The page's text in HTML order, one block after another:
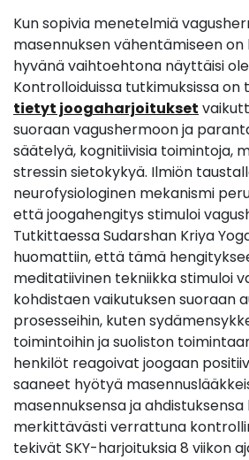
Kun sopivia menetelmiä
masennuksen vähentämiseen
hyvänä vaihtoehtona näyttäisi
Kontrolloiduissa tutkimuksissa
tietyt joogaharjoitukset
suoraan vagushermoon ja
säätelyä, kognitiivisia toimintoja,
stressin sietokykyä. Ilmiön
neurofysiologinen mekanismi
että joogahengitys stimuloi
Tutkittaessa Sudarshan Kriya
huomattiin, että tämä
meditatiivinen tekniikka stimuloi
kohdistaen vaikutuksen suoraan
prosesseihin, kuten
toimintoihin ja suoliston
henkilöt reagoivat joogaan
saaneet hyötyä
masennuksensa ja
merkittävästi verrattuna
tekivät SKY-harjoituksia 8 viikon